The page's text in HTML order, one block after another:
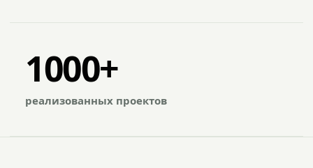
1000+
реализованных проектов